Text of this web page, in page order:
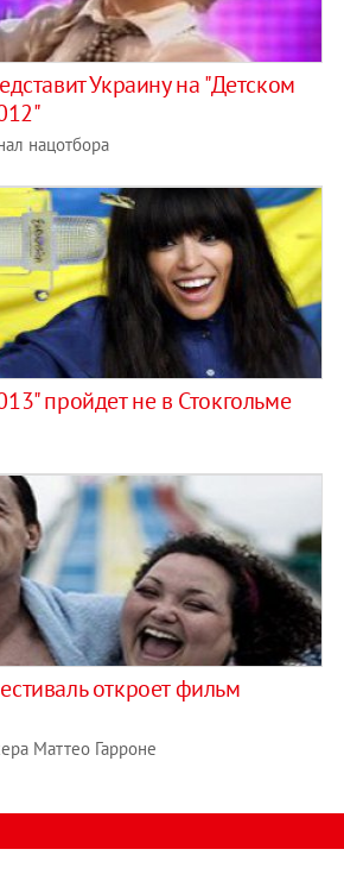
Украину на "Детском
нацотбора
пройдет не в Стокгольме
откроет фильм
Маттео Гарроне